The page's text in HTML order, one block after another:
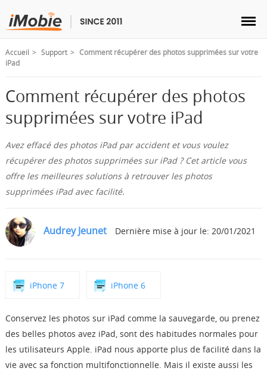
Déverrouillage & Récupération
Transfert
Multimédia
Utilitaires
Solutions
Boutique
Télécharger
Support
Accueil Support
Comment récupérer des photos supprimées sur votre
iPad
Comment récupérer des photos
supprimées sur votre iPad
Avez effacé des photos iPad par accident et vous voulez
récupérer des photos supprimées sur iPad ? Cet article vous
offre les meilleures solutions à retrouver les photos
supprimées iPad avec facilité.
Audrey Jeunet Dernière mise à jour le: 20/01/2021
iPhone 7 iPhone 6
Conservez les photos sur iPad comme la sauvegarde, ou prenez
des belles photos avez iPad, sont des habitudes normales pour
les utilisateurs Apple. iPad nous apporte plus de facilité dans la
vie avec sa fonction multifonctionnelle. Mais il existe aussi les